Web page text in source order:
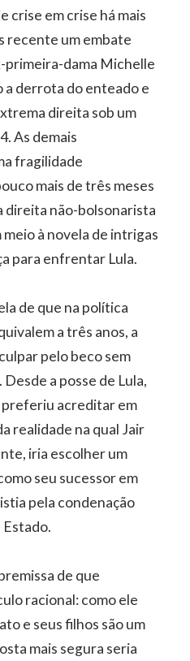
crise em crise há mais
recente um embate
primeira-dama Michelle
a derrota do enteado e
direita sob um
As demais
fragilidade
mais de três meses
direita não-bolsonarista
à novela de intrigas
para enfrentar Lula.
de que na política
a três anos, a
pelo beco sem
a posse de Lula,
preferiu acreditar em
realidade na qual Jair
iria escolher um
seu sucessor em
pela condenação
de que
racional: como ele
e seus filhos são um
mais segura seria